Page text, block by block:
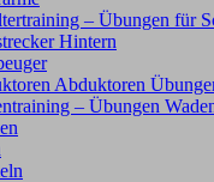
– Übungen für
Hintern
Abduktoren
– Übungen